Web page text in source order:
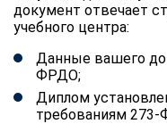
документ отвечает
учебного центра:
Данные вашего
ФРДО;
Диплом
требованиям 273-